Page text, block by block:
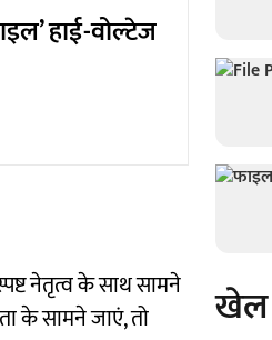
हाई-वोल्टेज
नेतृत्व के साथ सामने
के सामने जाएं, तो
खेल